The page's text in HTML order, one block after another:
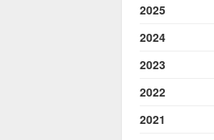
2025
2024
2023
2022
2021